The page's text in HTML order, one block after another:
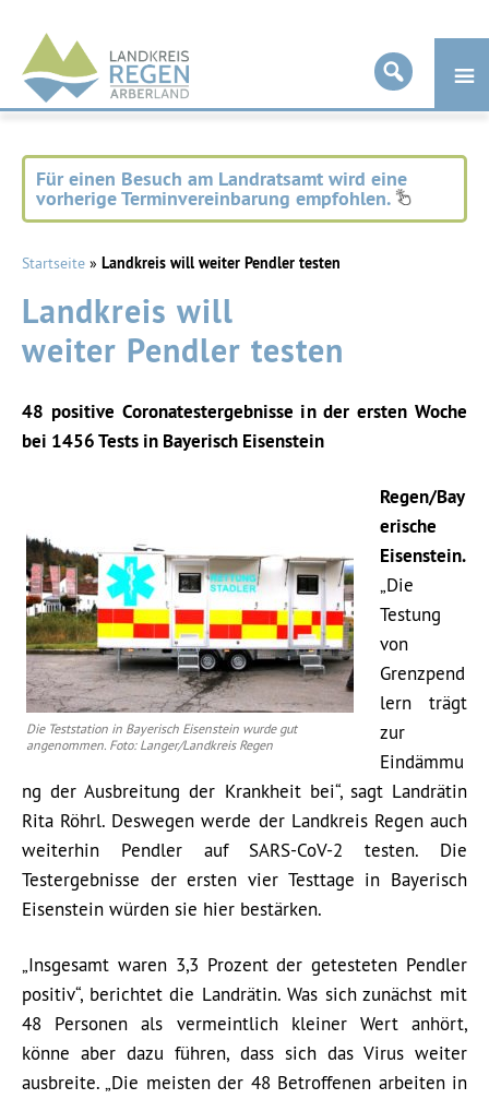
Landkreis
Regen
Für einen Besuch am Landratsamt wird eine
vorherige Terminvereinbarung empfohlen.
Startseite » Landkreis will weiter Pendler testen
Landkreis will
weiter Pendler testen
48 positive Coronatestergebnisse in der ersten Woche
bei 1456 Tests in Bayerisch Eisenstein
Die Teststation in Bayerisch Eisenstein wurde gut
angenommen. Foto: Langer/Landkreis Regen
Regen/Bay
erische
Eisenstein.
„Die
Testung
von
Grenzpend
lern trägt
zur
Eindämmu
ng der Ausbreitung der Krankheit bei“, sagt Landrätin
Rita Röhrl. Deswegen werde der Landkreis Regen auch
weiterhin Pendler auf SARS-CoV-2 testen. Die
Testergebnisse der ersten vier Testtage in Bayerisch
Eisenstein würden sie hier bestärken.
„Insgesamt waren 3,3 Prozent der getesteten Pendler
positiv“, berichtet die Landrätin. Was sich zunächst mit
48 Personen als vermeintlich kleiner Wert anhört,
könne aber dazu führen, dass sich das Virus weiter
ausbreite. „Die meisten der 48 Betroffenen arbeiten in